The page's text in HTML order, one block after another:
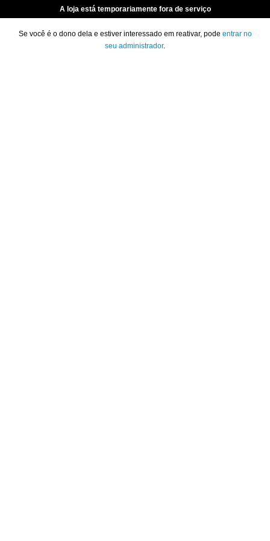
A loja está temporariamente fora de serviço
Se você é o dono dela e estiver interessado em reativar, pode entrar no
seu administrador.